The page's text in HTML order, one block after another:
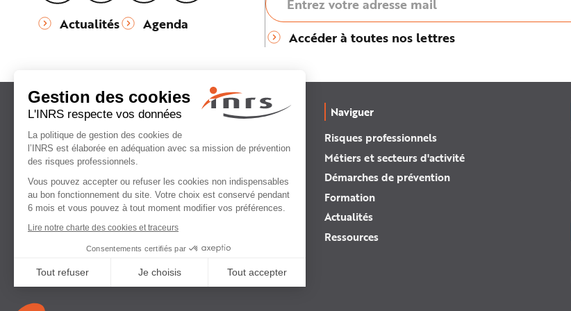
Actualités Agenda
Accéder à toutes nos lettres
Institut national
de recherche et de sécurité
pour la prévention
des accidents du travail
et des maladies professionnelles
Naviguer
Risques professionnels
Métiers et secteurs d'activité
Démarches de prévention
Formation
Actualités
Ressources